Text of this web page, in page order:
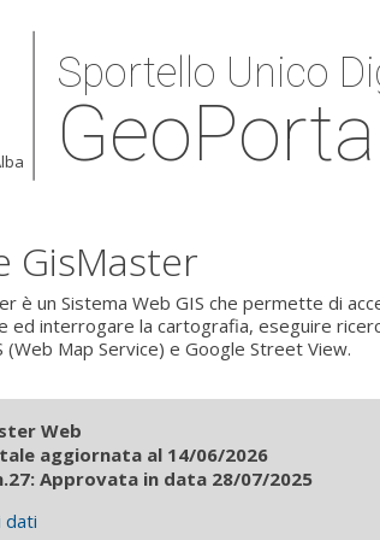
Sportello Unico
GisMaster
è un Sistema Web GIS che permette di
ed interrogare la cartografia, eseguire
(Web Map Service) e Google Street View.
Web
aggiornata al 14/06/2026
Approvata in data 28/07/2025
dati